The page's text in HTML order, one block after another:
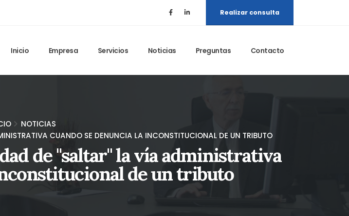
Realizar consulta
Inicio Empresa Servicios Noticias Preguntas Contacto
NOTICIAS
CUANDO SE DENUNCIA LA INCONSTITUCIONAL DE UN TRIBUTO
de "saltar" la vía administrativa
de un tributo